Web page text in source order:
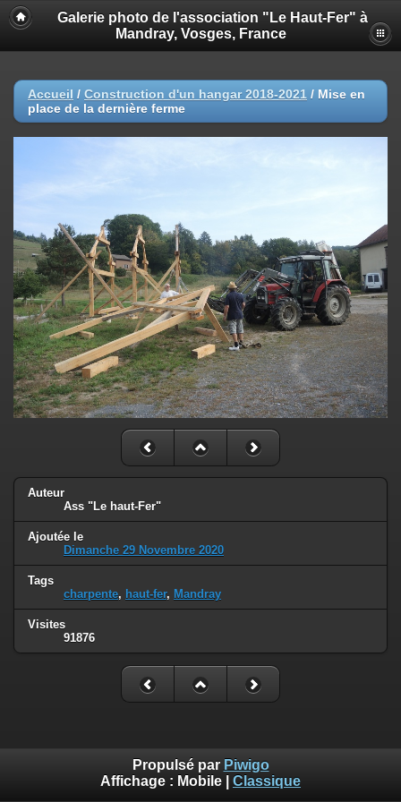
Galerie photo de l'association "Le Haut-Fer" à
Mandray, Vosges, France
Accueil / Construction d'un hangar 2018-2021 / Mise en
place de la dernière ferme
Auteur
Ass "Le haut-Fer"
Ajoutée le
Dimanche 29 Novembre 2020
Tags
charpente, haut-fer, Mandray
Visites
91876
Propulsé par Piwigo
Affichage : Mobile Classique